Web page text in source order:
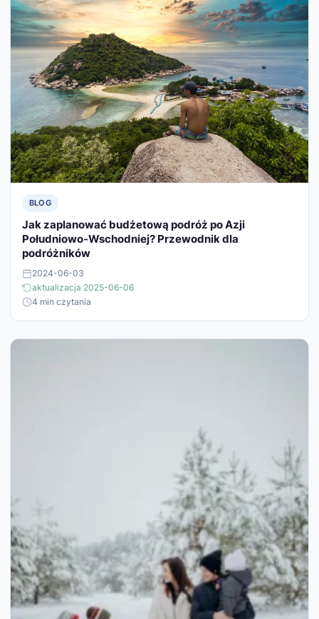
BLOG
Jak zaplanować budżetową podróż po Azji
Południowo-Wschodniej? Przewodnik dla
podróżników
2024-06-03
aktualizacja 2025-06-06
4 min czytania